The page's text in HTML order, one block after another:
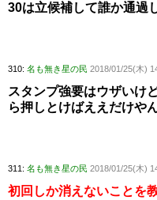
30は立候補して誰か通過
310: 名も無き星の民 2018/01/25(木)
スタンプ強要はウザいけ
ら押しとけばええだけや
311: 名も無き星の民 2018/01/25(木)
初回しか消えないことを